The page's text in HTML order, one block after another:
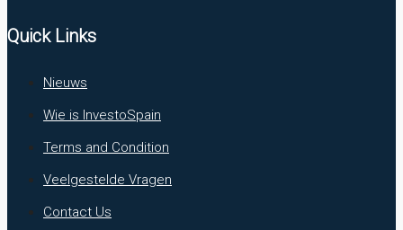
Quick Links
Nieuws
Wie is InvestoSpain
Terms and Condition
Veelgestelde Vragen
Contact Us